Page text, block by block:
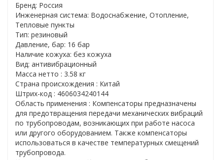
Бренд: Россия
Инженерная система: Водоснабжение, Отопление,
Тепловые пункты
Тип: резиновый
Давление, бар: 16 бар
Наличие кожуха: без кожуха
Вид: антивибрационный
Масса нетто : 3.58 кг
Страна происхождения : Китай
Штрих-код : 4606034240144
Область применения : Компенсаторы предназначены
для предотвращения передачи механических вибраций
по трубопроводам, возникающих при работе насоса
или другого оборудованием. Также компенсаторы
использоваться в качестве температурных смещений
трубопровода.